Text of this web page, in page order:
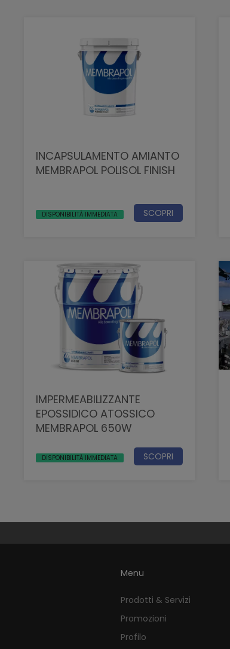
INCAPSULAMENTO AMIANTO
MEMBRAPOL POLISOL FINISH
DISPONIBILITÀ IMMEDIATA SCOPRI
IMPERMEABILIZZANTE
EPOSSIDICO ATOSSICO
MEMBRAPOL 650W
DISPONIBILITÀ IMMEDIATA SCOPRI
Menu
Prodotti & Servizi
Promozioni
Profilo